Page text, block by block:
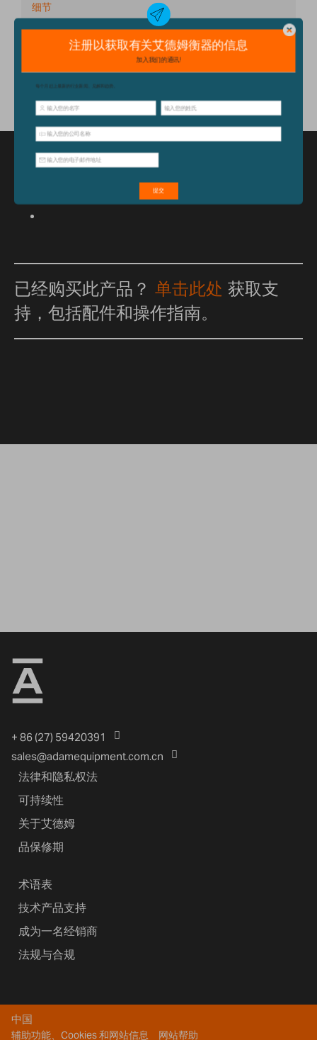
细节
技术规格
配件
特点和优点
已经购买此产品？ 单击此处 获取支
持，包括配件和操作指南。
+ 86 (27) 59420391
sales@adamequipment.com.cn
法律和隐私权法
可持续性
关于艾德姆
品保修期
术语表
技术产品支持
成为一名经销商
法规与合规
中国
辅助功能、Cookies 和网站信息 网站帮助